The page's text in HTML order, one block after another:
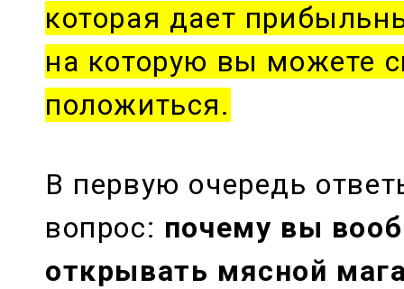
которая дает
на которую вы можете
положиться.
В первую очередь
вопрос: почему вы
открывать мясной